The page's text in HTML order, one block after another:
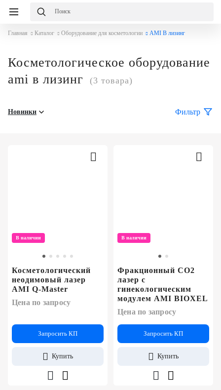
Главная Каталог Оборудование для косметологии AMI В лизинг
Косметологическое оборудование
ami в лизинг
(3 товара)
Новинки Фильтр
В наличии
Косметологический
неодимовый лазер
AMI Q-Master
Цена по запросу
Запросить КП
Купить
В наличии
Фракционный CO2
лазер c
гинекологическим
модулем AMI BIOXEL
Цена по запросу
Запросить КП
Купить